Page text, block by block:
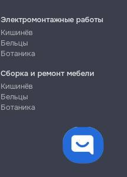
Электромонтажные работы
Кишинёв
Бельцы
Ботаника
Сборка и ремонт мебели
Кишинёв
Бельцы
Ботаника